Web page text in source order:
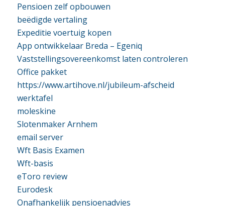
Pensioen zelf opbouwen
beëdigde vertaling
Expeditie voertuig kopen
App ontwikkelaar Breda – Egeniq
Vaststellingsovereenkomst laten controleren
Office pakket
https://www.artihove.nl/jubileum-afscheid
werktafel
moleskine
Slotenmaker Arnhem
email server
Wft Basis Examen
Wft-basis
eToro review
Eurodesk
Onafhankelijk pensioenadvies